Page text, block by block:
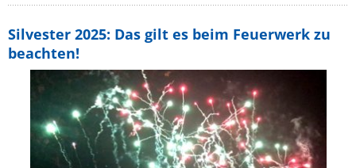
Silvester 2025: Das gilt es beim Feuerwerk zu
beachten!